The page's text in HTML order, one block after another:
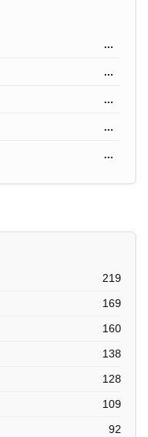
...
...
...
...
...
219
169
160
138
128
109
92